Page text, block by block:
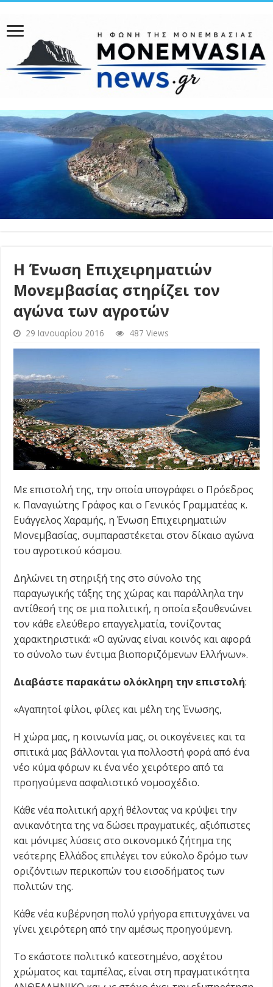
Η Ένωση Επιχειρηματιών
Μονεμβασίας στηρίζει τον
αγώνα των αγροτών
29 Ιανουαρίου 2016 487 Views
Με επιστολή της, την οποία υπογράφει ο Πρόεδρος
κ. Παναγιώτης Γράφος και ο Γενικός Γραμματέας κ.
Ευάγγελος Χαραμής, η Ένωση Επιχειρηματιών
Μονεμβασίας, συμπαραστέκεται στον δίκαιο αγώνα
του αγροτικού κόσμου.
Δηλώνει τη στηριξή της στο σύνολο της
παραγωγικής τάξης της χώρας και παράλληλα την
αντίθεσή της σε μια πολιτική, η οποία εξουθενώνει
τον κάθε ελεύθερο επαγγελματία, τονίζοντας
χαρακτηριστικά: «Ο αγώνας είναι κοινός και αφορά
το σύνολο των έντιμα βιοποριζόμενων Ελλήνων».
Διαβάστε παρακάτω ολόκληρη την επιστολή:
«Αγαπητοί φίλοι, φίλες και μέλη της Ένωσης,
Η χώρα μας, η κοινωνία μας, οι οικογένειες και τα
σπιτικά μας βάλλονται για πολλοστή φορά από ένα
νέο κύμα φόρων κι ένα νέο χειρότερο από τα
προηγούμενα ασφαλιστικό νομοσχέδιο.
Κάθε νέα πολιτική αρχή θέλοντας να κρύψει την
ανικανότητα της να δώσει πραγματικές, αξιόπιστες
και μόνιμες λύσεις στο οικονομικό ζήτημα της
νεότερης Ελλάδος επιλέγει τον εύκολο δρόμο των
οριζόντιων περικοπών του εισοδήματος των
πολιτών της.
Κάθε νέα κυβέρνηση πολύ γρήγορα επιτυγχάνει να
γίνει χειρότερη από την αμέσως προηγούμενη.
Το εκάστοτε πολιτικό κατεστημένο, ασχέτου
χρώματος και ταμπέλας, είναι στη πραγματικότητα